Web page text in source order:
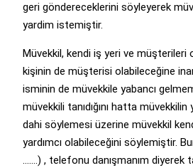
geri göndereceklerini söyleyerek
yardim istemiştir.
Müvekkil, kendi iş yeri ve müşterileri
kişinin de müşterisi olabileceğine
isminin de müvekkile yabancı
müvekkili tanıdığını hatta müvekkilin
dahi söylemesi üzerine müvekkil
yardımcı olabileceğini söylemiştir.
…….) , telefonu danışmanım diyerek